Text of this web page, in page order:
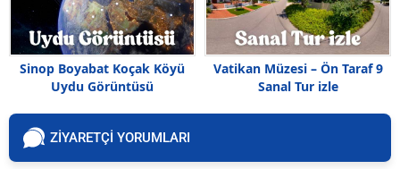
Sinop Boyabat Koçak Köyü
Uydu Görüntüsü
Vatikan Müzesi – Ön Taraf 9
Sanal Tur izle
ZİYARETÇİ YORUMLARI